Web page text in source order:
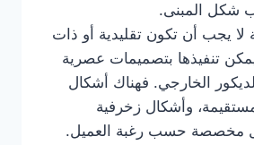
شكل المبنى.
لا يجب أن تكون تقليدية أو ذات
تنفيذها بتصميمات عصرية
الخارجي. فهناك أشكال
وأشكال زخرفية
مخصصة حسب رغبة العميل.